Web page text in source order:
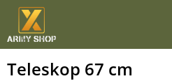
Přejít
obsah
Teleskop 67 cm